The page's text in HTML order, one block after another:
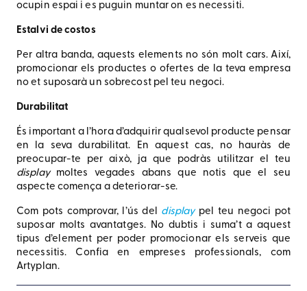
ocupin espai i es puguin muntar on es necessiti.
Estalvi de costos
Per altra banda, aquests elements no són molt cars. Així,
promocionar els productes o ofertes de la teva empresa
no et suposarà un sobrecost pel teu negoci.
Durabilitat
És important a l’hora d’adquirir qualsevol producte pensar
en la seva durabilitat. En aquest cas, no hauràs de
preocupar-te per això, ja que podràs utilitzar el teu
displaymoltes vegades abans que notis que el seu
aspecte comença a deteriorar-se.
Com pots comprovar, l’ús del displaypel teu negoci pot
suposar molts avantatges. No dubtis i suma’t a aquest
tipus d’element per poder promocionar els serveis que
necessitis. Confia en empreses professionals, com
Artyplan.